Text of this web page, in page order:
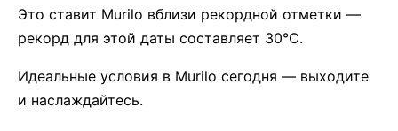
Это ставит Murilo вблизи рекордной отметки —
рекорд для этой даты составляет 30°C.
Идеальные условия в Murilo сегодня — выходите
и наслаждайтесь.